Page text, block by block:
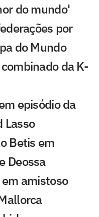
do mundo'
por
do Mundo
da K-
episódio da
Lasso
Betis em
Deossa
amistoso